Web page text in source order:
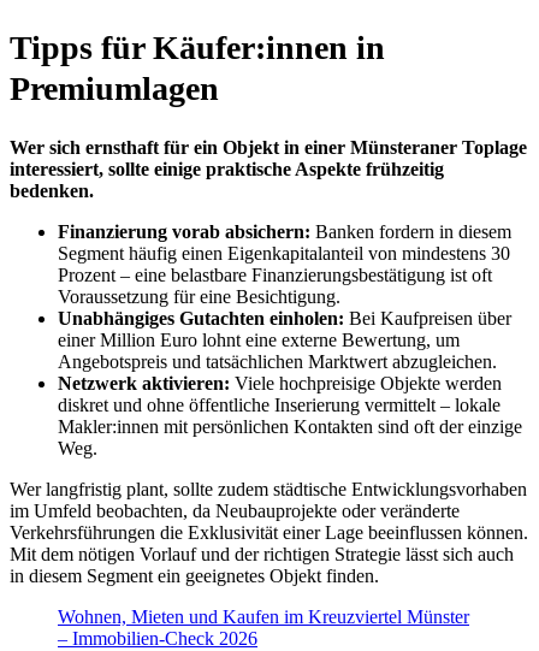
Tipps für Käufer:innen in
Premiumlagen
Wer sich ernsthaft für ein Objekt in einer Münsteraner Toplage
interessiert, sollte einige praktische Aspekte frühzeitig
bedenken.
Finanzierung vorab absichern: Banken fordern in diesem
Segment häufig einen Eigenkapitalanteil von mindestens 30
Prozent – eine belastbare Finanzierungsbestätigung ist oft
Voraussetzung für eine Besichtigung.
Unabhängiges Gutachten einholen: Bei Kaufpreisen über
einer Million Euro lohnt eine externe Bewertung, um
Angebotspreis und tatsächlichen Marktwert abzugleichen.
Netzwerk aktivieren: Viele hochpreisige Objekte werden
diskret und ohne öffentliche Inserierung vermittelt – lokale
Makler:innen mit persönlichen Kontakten sind oft der einzige
Weg.
Wer langfristig plant, sollte zudem städtische Entwicklungsvorhaben
im Umfeld beobachten, da Neubauprojekte oder veränderte
Verkehrsführungen die Exklusivität einer Lage beeinflussen können.
Mit dem nötigen Vorlauf und der richtigen Strategie lässt sich auch
in diesem Segment ein geeignetes Objekt finden.
Wohnen, Mieten und Kaufen im Kreuzviertel Münster
– Immobilien-Check 2026